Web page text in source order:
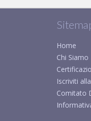
Home
Chi Siamo
Iscriviti
Comitato